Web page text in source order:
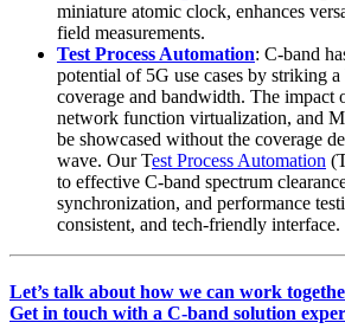
miniature atomic clock, enhances
field measurements.
Test Process Automation: C-band
potential of 5G use cases by striking a
coverage and bandwidth. The impact
network function virtualization, and
be showcased without the coverage
wave. Our Test Process Automation
to effective C-band spectrum
synchronization, and performance
consistent, and tech-friendly interface.
Let’s talk about how we can work
Get in touch with a C-band solution